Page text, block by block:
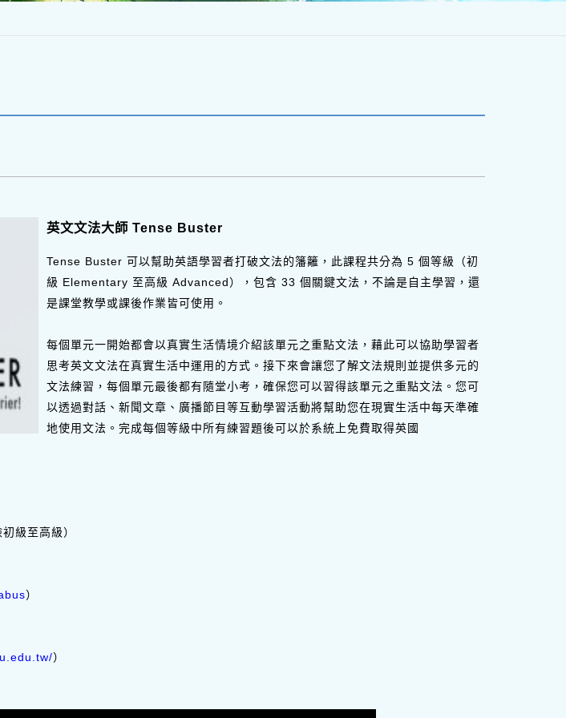
英文文法大師 Tense Buster
Tense Buster 可以幫助英語學習者打破文法的籓籬，此課程共分為 5 個等級（初
級 Elementary 至高級 Advanced），包含 33 個關鍵文法，不論是自主學習，還
是課堂教學或課後作業皆可使用。
每個單元一開始都會以真實生活情境介紹該單元之重點文法，藉此可以協助學習者
思考英文文法在真實生活中運用的方式。接下來會讓您了解文法規則並提供多元的
文法練習，每個單元最後都有隨堂小考，確保您可以習得該單元之重點文法。您可
以透過對話、新聞文章、廣播節目等互動學習活動將幫助您在現實生活中每天準確
地使用文法。完成每個等級中所有練習題後可以於系統上免費取得英國
級至高級）
）
）